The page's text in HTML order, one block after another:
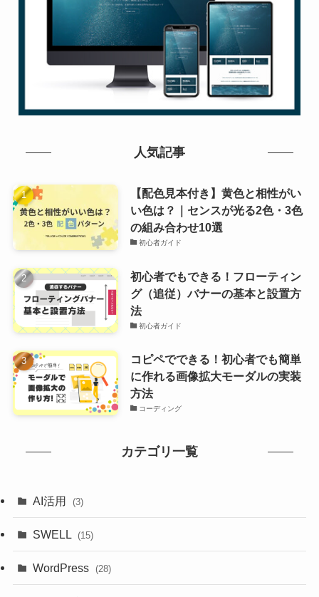
人気記事
【配色見本付き】黄色と相性がい
い色は？｜センスが光る2色・3色
の組み合わせ10選
初心者ガイド
初心者でもできる！フローティン
グ（追従）バナーの基本と設置方
法
初心者ガイド
コピペでできる！初心者でも簡単
に作れる画像拡大モーダルの実装
方法
コーディング
カテゴリ一覧
AI活用 (3)
SWELL (15)
WordPress (28)